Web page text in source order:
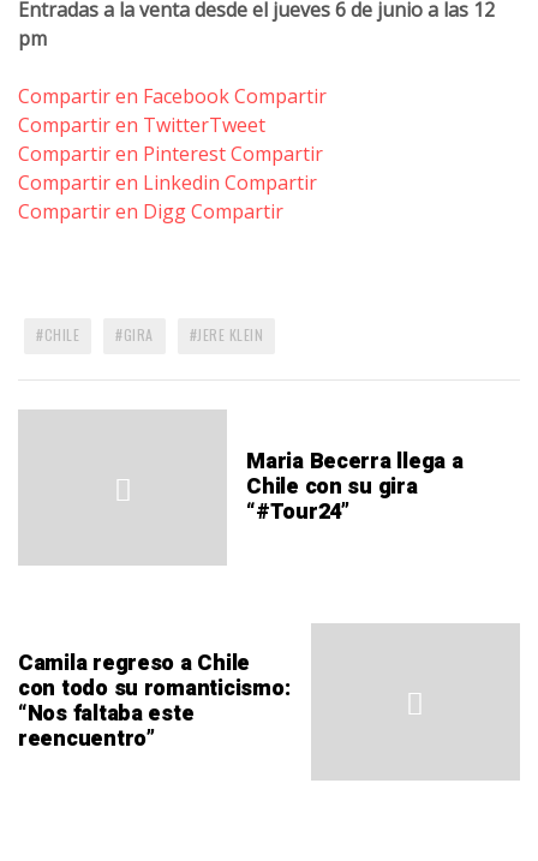
Entradas a la venta desde el jueves 6 de junio a las 12
pm
Compartir en FacebookCompartir
Compartir en TwitterTweet
Compartir en PinterestCompartir
Compartir en Linkedin Compartir
Compartir en DiggCompartir
CHILE GIRA JERE KLEIN
Maria Becerra llega a
Chile con su gira
“#Tour24”
Camila regreso a Chile
con todo su romanticismo:
“Nos faltaba este
reencuentro”